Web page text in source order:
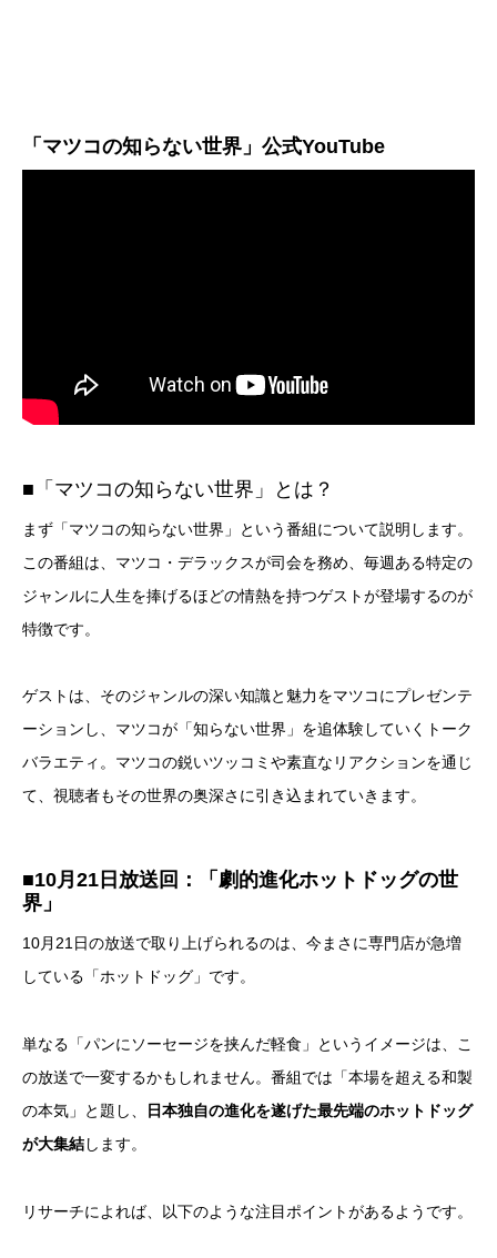
「マツコの知らない世界」公式YouTube
■「マツコの知らない世界」とは？
まず「マツコの知らない世界」という番組について説明します。
この番組は、マツコ・デラックスが司会を務め、毎週ある特定の
ジャンルに人生を捧げるほどの情熱を持つゲストが登場するのが
特徴です。
ゲストは、そのジャンルの深い知識と魅力をマツコにプレゼンテ
ーションし、マツコが「知らない世界」を追体験していくトーク
バラエティ。マツコの鋭いツッコミや素直なリアクションを通じ
て、視聴者もその世界の奥深さに引き込まれていきます。
■10月21日放送回：「劇的進化ホットドッグの世
界」
10月21日の放送で取り上げられるのは、今まさに専門店が急増
している「ホットドッグ」です。
単なる「パンにソーセージを挟んだ軽食」というイメージは、こ
の放送で一変するかもしれません。番組では「本場を超える和製
の本気」と題し、
日本独自の進化を遂げた最先端のホットドッグ
が大集結します。
リサーチによれば、以下のような注目ポイントがあるようです。